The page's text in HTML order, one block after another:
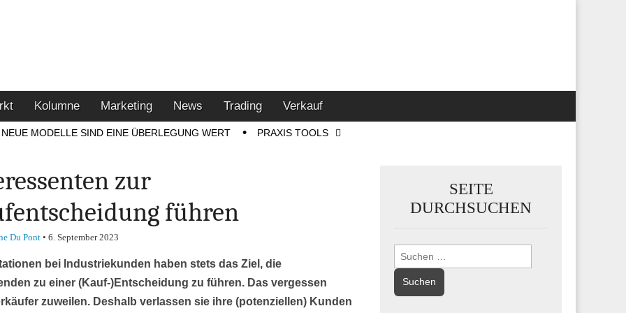
Kolumne Marketing News Trading Verkauf
NEUE MODELLE SIND EINE ÜBERLEGUNG WERT PRAXIS TOOLS
zur
führen
Du Pont• 6. September 2023
bei Industriekunden haben stets das Ziel, die
zu einer (Kauf-)Entscheidung zu führen. Das vergessen
zuweilen. Deshalb verlassen sie ihre (potenziellen) Kunden
SEITE
DURCHSUCHEN
Suchen
nach: